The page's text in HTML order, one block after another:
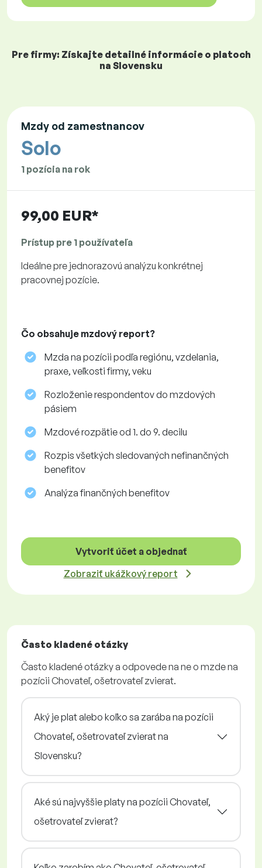
Pre firmy: Získajte detailné informácie o platoch
na Slovensku
Mzdy od zamestnancov
Solo
1 pozícia na rok
99,00 EUR*
Prístup pre 1 používateľa
Ideálne pre jednorazovú analýzu konkrétnej
pracovnej pozície.
Čo obsahuje mzdový report?
Mzda na pozícii podľa regiónu, vzdelania,
praxe, veľkosti firmy, veku
Rozloženie respondentov do mzdových
pásiem
Mzdové rozpätie od 1. do 9. decilu
Rozpis všetkých sledovaných nefinančných
benefitov
Analýza finančných benefitov
Vytvoriť účet a objednať
Zobraziť ukážkový report
Často kladené otázky
Často kladené otázky a odpovede na ne o mzde na
pozícii Chovateľ, ošetrovateľ zvierat.
Aký je plat alebo koľko sa zarába na pozícii
Chovateľ, ošetrovateľ zvierat na
Slovensku?
Aké sú najvyššie platy na pozícii Chovateľ,
ošetrovateľ zvierat?